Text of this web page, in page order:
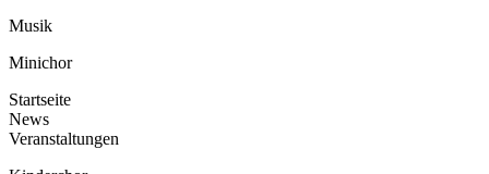
Musik
Minichor
Startseite
News
Veranstaltungen